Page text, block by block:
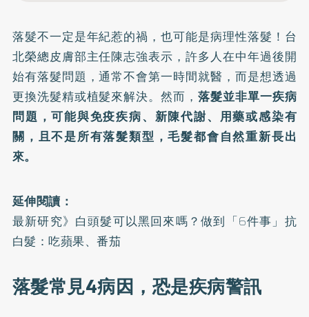
落髮不一定是年紀惹的禍，也可能是病理性落髮！台
北榮總皮膚部主任陳志強表示，許多人在中年過後開
始有落髮問題，通常不會第一時間就醫，而是想透過
更換洗髮精或植髮來解決。然而，落髮並非單一疾病
問題，可能與免疫疾病、新陳代謝、用藥或感染有
關，且不是所有落髮類型，毛髮都會自然重新長出
來。
延伸閱讀：
最新研究》白頭髮可以黑回來嗎？做到「6件事」抗
白髮：吃蘋果、番茄
落髮常見4病因，恐是疾病警訊